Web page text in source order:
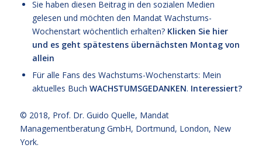
Sie haben diesen Beitrag in den sozialen Medien
gelesen und möchten den Mandat Wachstums-
Wochenstart wöchentlich erhalten? Klicken Sie hier
und es geht spätestens übernächsten Montag von
allein
Für alle Fans des Wachstums-Wochenstarts: Mein
aktuelles Buch WACHSTUMSGEDANKEN. Interessiert?
© 2018, Prof. Dr. Guido Quelle, Mandat
Managementberatung GmbH, Dortmund, London, New
York.